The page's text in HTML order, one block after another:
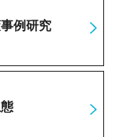
例研究